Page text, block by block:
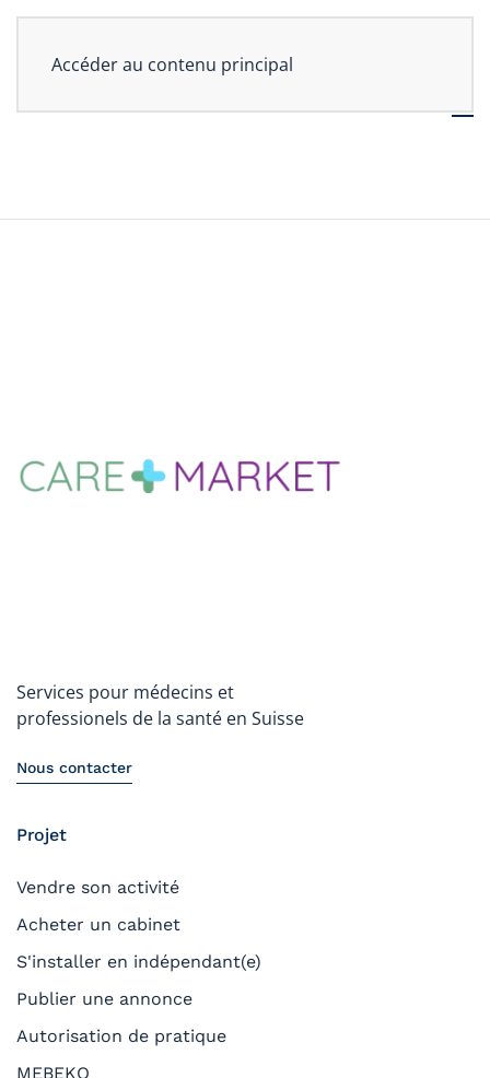
Accéder au contenu principal
Services pour médecins et
professionels de la santé en Suisse
Nous contacter
Projet
Vendre son activité
Acheter un cabinet
S'installer en indépendant(e)
Publier une annonce
Autorisation de pratique
MEBEKO